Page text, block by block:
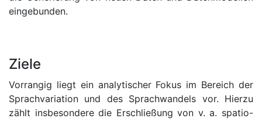
eingebunden.
Ziele
Vorrangig liegt ein analytischer Fokus im Bereich der
Sprachvariation und des Sprachwandels vor. Hierzu
zählt insbesondere die Erschließung von v. a. spatio-